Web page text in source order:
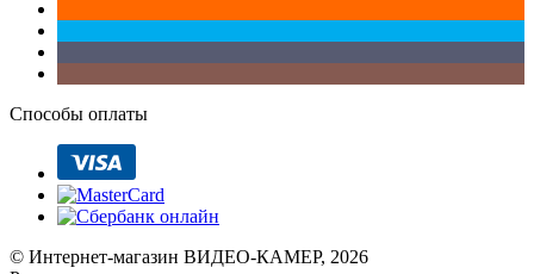
Способы оплаты
© Интернет-магазин ВИДЕО-КАМЕР, 2026